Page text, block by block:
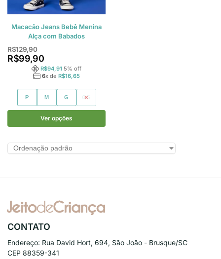
Macacão Jeans Bebê Menina
Alça com Babados
R$129,90
R$99,90
R$94,91 5% off
6x de R$16,65
P M G GG
Ver opções
CONTATO
Endereço: Rua David Hort, 694, São João - Brusque/SC
CEP 88359-341